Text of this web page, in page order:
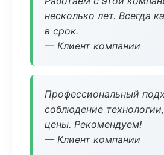
несколько лет. Всегда
в срок.
— Клиент компании
Профессиональный
соблюдение
цены. Рекомендуем!
— Клиент компании